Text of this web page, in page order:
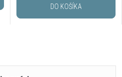
DO KOŠÍKA